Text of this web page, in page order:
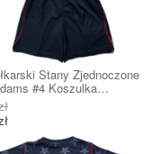
Stany Zjednoczone
#4 Koszulka
dziecięce MŚ 2026
(+ Krótkie spodenki)